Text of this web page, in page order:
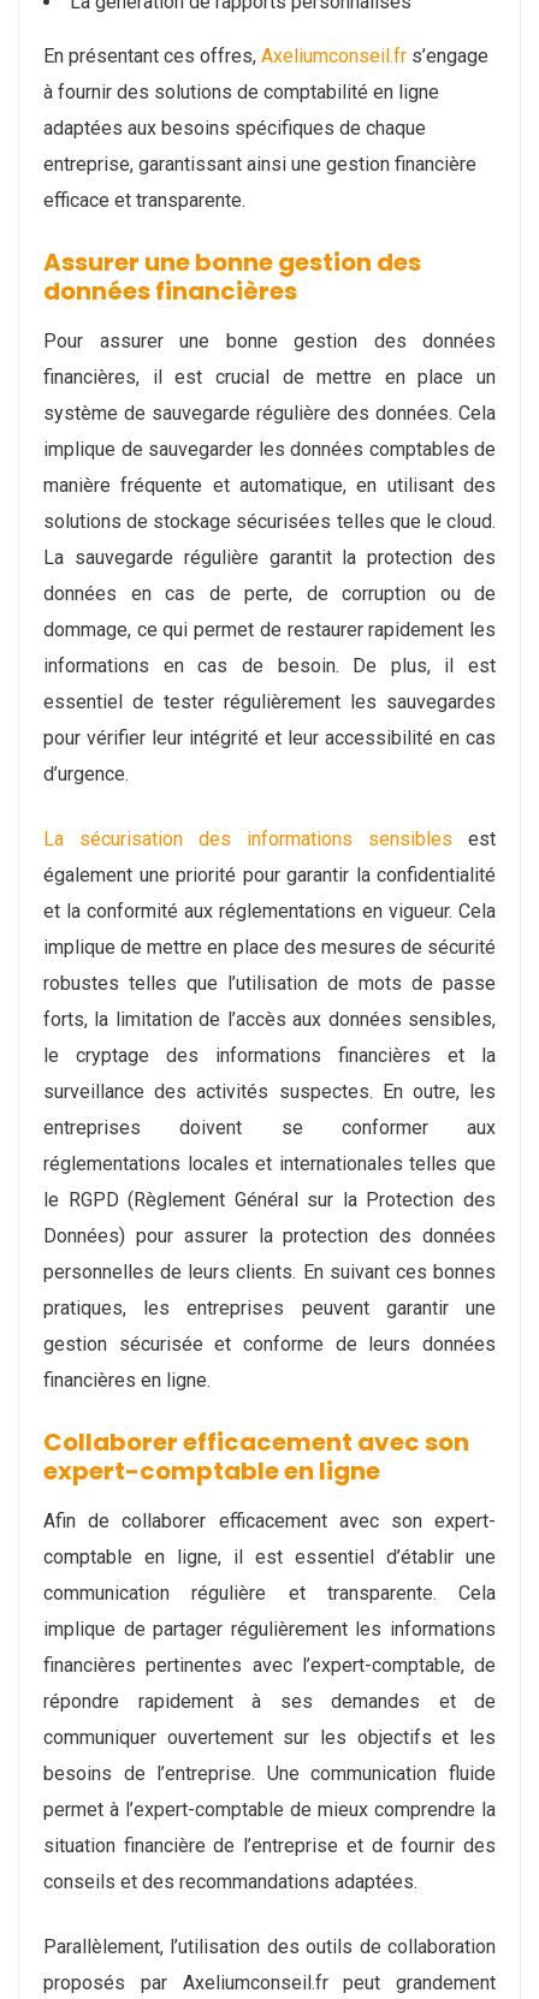
En présentant ces offres, Axeliumconseil.fr s’engage
à fournir des solutions de comptabilité en ligne
adaptées aux besoins spécifiques de chaque
entreprise, garantissant ainsi une gestion financière
efficace et transparente.
Assurer une bonne gestion des
données financières
Pour assurer une bonne gestion des données
financières, il est crucial de mettre en place un
système de sauvegarde régulière des données. Cela
implique de sauvegarder les données comptables de
manière fréquente et automatique, en utilisant des
solutions de stockage sécurisées telles que le cloud.
La sauvegarde régulière garantit la protection des
données en cas de perte, de corruption ou de
dommage, ce qui permet de restaurer rapidement les
informations en cas de besoin. De plus, il est
essentiel de tester régulièrement les sauvegardes
pour vérifier leur intégrité et leur accessibilité en cas
d’urgence.
La sécurisation des informations sensibles est
également une priorité pour garantir la confidentialité
et la conformité aux réglementations en vigueur. Cela
implique de mettre en place des mesures de sécurité
robustes telles que l’utilisation de mots de passe
forts, la limitation de l’accès aux données sensibles,
le cryptage des informations financières et la
surveillance des activités suspectes. En outre, les
entreprises doivent se conformer aux
réglementations locales et internationales telles que
le RGPD (Règlement Général sur la Protection des
Données) pour assurer la protection des données
personnelles de leurs clients. En suivant ces bonnes
pratiques, les entreprises peuvent garantir une
gestion sécurisée et conforme de leurs données
financières en ligne.
Collaborer efficacement avec son
expert-comptable en ligne
Afin de collaborer efficacement avec son expert-
comptable en ligne, il est essentiel d’établir une
communication régulière et transparente. Cela
implique de partager régulièrement les informations
financières pertinentes avec l’expert-comptable, de
répondre rapidement à ses demandes et de
communiquer ouvertement sur les objectifs et les
besoins de l’entreprise. Une communication fluide
permet à l’expert-comptable de mieux comprendre la
situation financière de l’entreprise et de fournir des
conseils et des recommandations adaptées.
Parallèlement, l’utilisation des outils de collaboration
proposés par Axeliumconseil.fr peut grandement